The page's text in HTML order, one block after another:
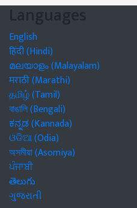
Languages
English
हिंदी (Hindi)
മലയാളം (Malayalam)
मराठी (Marathi)
தமிழ் (Tamil)
বাঙালি (Bengali)
ಕನ್ನಡ (Kannada)
ଓଡିଆ (Odia)
অসমীয়া (Asomiya)
ਪੰਜਾਬੀ
తెలుగు
ગુજરાતી